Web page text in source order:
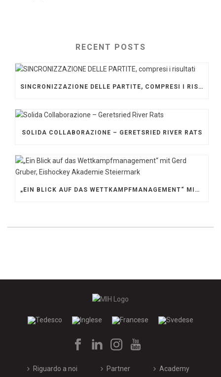
RECENT POSTS
SINCRONIZZAZIONE DELLE PARTITE, COMPRESI I RISULTATI
SOLIDA COLLABORAZIONE – GERETSRIED RIVER RATS
„EIN BLICK AUF DAS WETTKAMPFMANAGEMENT“ MIT GERD GRUBER, EISHOCKEY AKADEMIE STEIERMARK
Riguardo a noi Partner Academy